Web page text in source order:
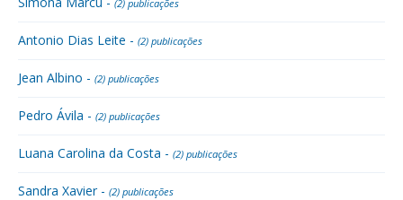
(2) publicações
Antonio Dias Leite - (2) publicações
Jean Albino - (2) publicações
Pedro Ávila - (2) publicações
Luana Carolina da Costa - (2) publicações
Sandra Xavier - (2) publicações